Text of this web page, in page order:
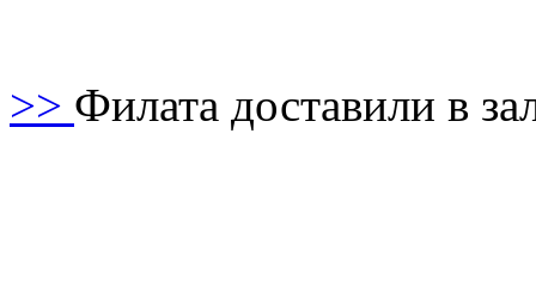
>> Филата доставили в